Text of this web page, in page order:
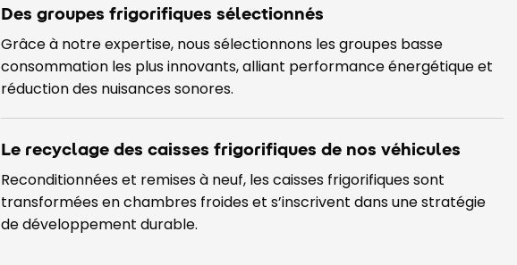
Des groupes frigorifiques sélectionnés
Grâce à notre expertise, nous sélectionnons les groupes basse
consommation les plus innovants, alliant performance énergétique et
réduction des nuisances sonores.
Le recyclage des caisses frigorifiques de nos véhicules
Reconditionnées et remises à neuf, les caisses frigorifiques sont
transformées en chambres froides et s’inscrivent dans une stratégie
de développement durable.